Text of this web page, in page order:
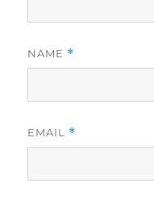
NAME *
EMAIL *